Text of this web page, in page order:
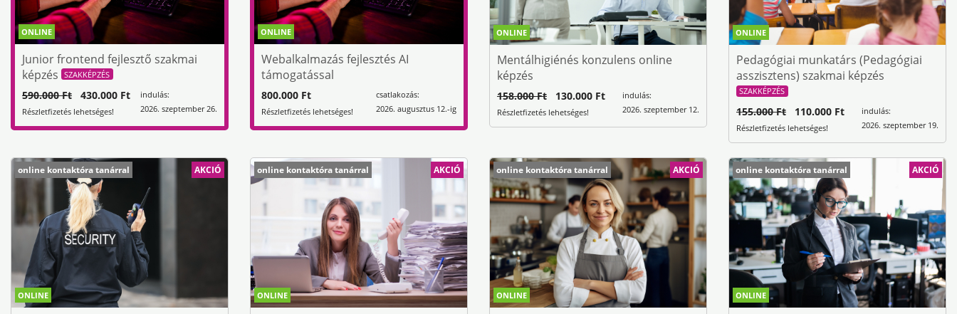
ONLINE
Junior frontend fejlesztő szakmai
képzés
SZAKKÉPZÉS
indulás:
2026. szeptember 26.
590.000 Ft 430.000 Ft
Részletfizetés lehetséges!
ONLINE
Webalkalmazás fejlesztés AI
támogatással
csatlakozás:
2026. augusztus 12.-ig
800.000 Ft
Részletfizetés lehetséges!
ONLINE
Mentálhigiénés konzulens online
képzés
indulás:
2026. szeptember 12.
158.000 Ft 130.000 Ft
Részletfizetés lehetséges!
ONLINE
Pedagógiai munkatárs (Pedagógiai
asszisztens) szakmai képzés
SZAKKÉPZÉS
indulás:
2026. szeptember 19.
155.000 Ft 110.000 Ft
Részletfizetés lehetséges!
ONLINE
online kontaktóra tanárral AKCIÓ
ONLINE
online kontaktóra tanárral AKCIÓ
ONLINE
online kontaktóra tanárral AKCIÓ
ONLINE
online kontaktóra tanárral AKCIÓ